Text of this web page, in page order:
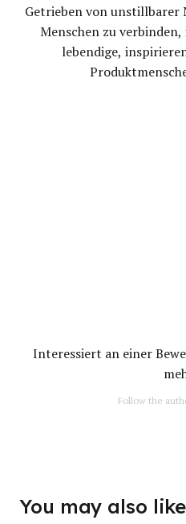
Getrieben von unstillbarer
Menschen zu
lebendige,
Interessiert an einer
Follow the
You may also like